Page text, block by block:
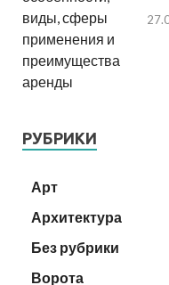
РУБРИКИ
Арт
Архитектура
Без рубрики
Ворота